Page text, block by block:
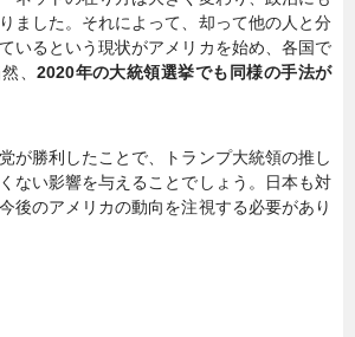
連載一覧
ました。それによって、却って他の人と分
いるという現状がアメリカを始め、各国で
、2020年の大統領選挙でも同様の手法が
が勝利したことで、トランプ大統領の推し
ない影響を与えることでしょう。日本も対
後のアメリカの動向を注視する必要があり